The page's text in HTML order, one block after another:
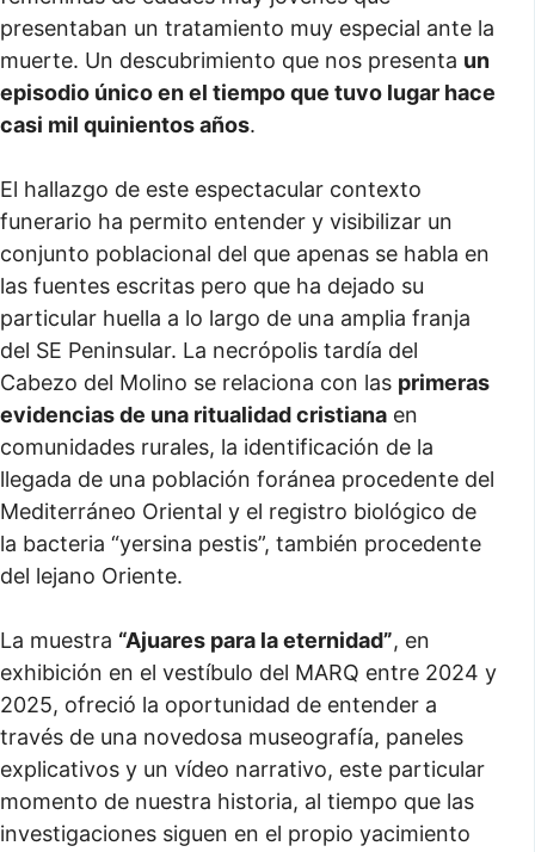
presentaban un tratamiento muy especial ante la
muerte. Un descubrimiento que nos presenta un
episodio único en el tiempo que tuvo lugar hace
casi mil quinientos años.
El hallazgo de este espectacular contexto
funerario ha permito entender y visibilizar un
conjunto poblacional del que apenas se habla en
las fuentes escritas pero que ha dejado su
particular huella a lo largo de una amplia franja
del SE Peninsular. La necrópolis tardía del
Cabezo del Molino se relaciona con las primeras
evidencias de una ritualidad cristiana en
comunidades rurales, la identificación de la
llegada de una población foránea procedente del
Mediterráneo Oriental y el registro biológico de
la bacteria “yersina pestis”, también procedente
del lejano Oriente.
La muestra “Ajuares para la eternidad”, en
exhibición en el vestíbulo del MARQ entre 2024 y
2025, ofreció la oportunidad de entender a
través de una novedosa museografía, paneles
explicativos y un vídeo narrativo, este particular
momento de nuestra historia, al tiempo que las
investigaciones siguen en el propio yacimiento